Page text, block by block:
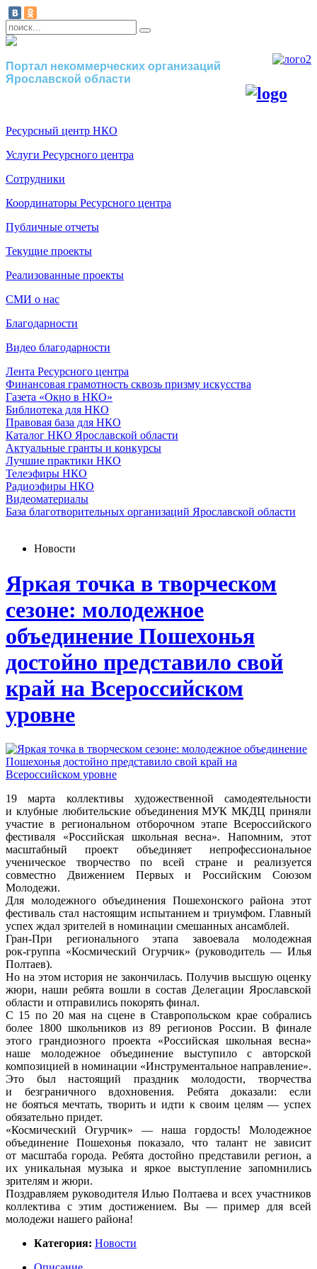
Портал некоммерческих организаций
Ярославской области
Ресурсный центр НКО
Услуги Ресурсного центра
Сотрудники
Координаторы Ресурсного центра
Публичные отчеты
Текущие проекты
Реализованные проекты
СМИ о нас
Благодарности
Видео благодарности
Лента Ресурсного центра
Финансовая грамотность сквозь призму искусства
Газета «Окно в НКО»
Библиотека для НКО
Правовая база для НКО
Каталог НКО Ярославской области
Актуальные гранты и конкурсы
Лучшие практики НКО
Телеэфиры НКО
Радиоэфиры НКО
Видеоматериалы
База благотворительных организаций Ярославской области
Новости
Яркая точка в творческом
сезоне: молодежное
объединение Пошехонья
достойно представило свой
край на Всероссийском
уровне
19 марта коллективы художественной самодеятельности
и клубные любительские объединения МУК МКДЦ приняли
участие в региональном отборочном этапе Всероссийского
фестиваля «Российская школьная весна». Напомним, этот
масштабный проект объединяет непрофессиональное
ученическое творчество по всей стране и реализуется
совместно Движением Первых и Российским Союзом
Молодежи.
Для молодежного объединения Пошехонского района этот
фестиваль стал настоящим испытанием и триумфом. Главный
успех ждал зрителей в номинации смешанных ансамблей.
Гран-При регионального этапа завоевала молодежная
рок-группа «Космический Огурчик» (руководитель — Илья
Полтаев).
Но на этом история не закончилась. Получив высшую оценку
жюри, наши ребята вошли в состав Делегации Ярославской
области и отправились покорять финал.
С 15 по 20 мая на сцене в Ставропольском крае собрались
более 1800 школьников из 89 регионов России. В финале
этого грандиозного проекта «Российская школьная весна»
наше молодежное объединение выступило с авторской
композицией в номинации «Инструментальное направление».
Это был настоящий праздник молодости, творчества
и безграничного вдохновения. Ребята доказали: если
не бояться мечтать, творить и идти к своим целям — успех
обязательно придет.
«Космический Огурчик» — наша гордость! Молодежное
объединение Пошехонья показало, что талант не зависит
от масштаба города. Ребята достойно представили регион, а
их уникальная музыка и яркое выступление запомнились
зрителям и жюри.
Поздравляем руководителя Илью Полтаева и всех участников
коллектива с этим достижением. Вы — пример для всей
молодежи нашего района!
Категория: Новости